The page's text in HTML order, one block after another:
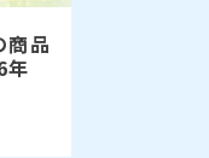
商品
年